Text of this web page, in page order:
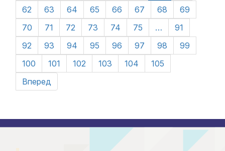
62
63 64 65 66 67 68
69
70
71 72 73 74 75 …
91
92
93 94 95 96 97 98
99
100
101 102 103 104
105
Вперед